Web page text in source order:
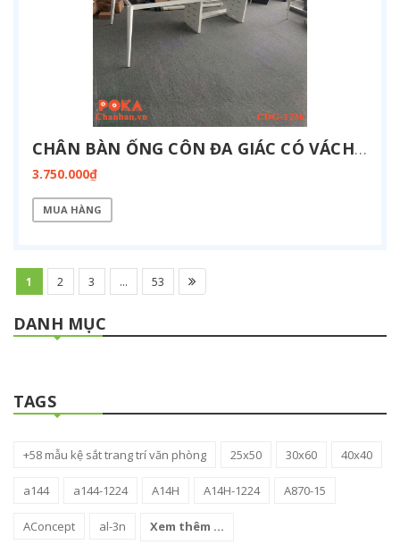
CHÂN BÀN ỐNG CÔN ĐA GIÁC CÓ VÁCH ĐIỆN 1200X3600MM CDG-1236-BOX
3.750.000₫
MUA HÀNG
1 2 3 ... 53
DANH MỤC
TAGS
+58 mẫu kệ sắt trang trí văn phòng 25x50 30x60 40x40
a144 a144-1224 A14H A14H-1224 A870-15
AConcept al-3n Xem thêm ...